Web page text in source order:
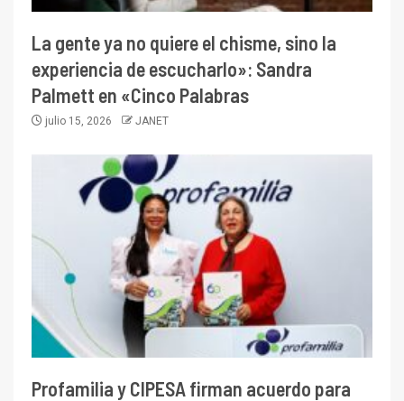
La gente ya no quiere el chisme, sino la
experiencia de escucharlo»: Sandra
Palmett en «Cinco Palabras
julio 15, 2026 JANET
Profamilia y CIPESA firman acuerdo para